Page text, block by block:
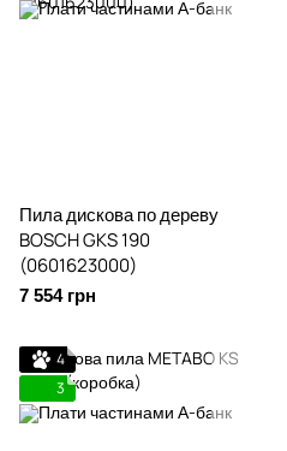
Пила дискова по дереву
BOSCH GKS 190
(0601623000)
7 554 грн
4
3